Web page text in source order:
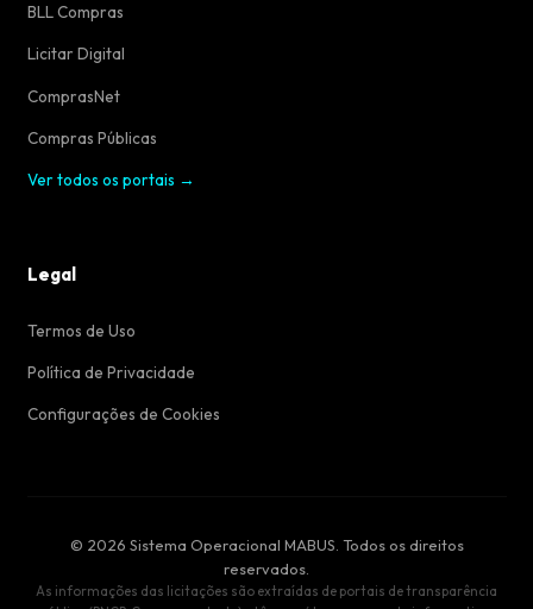
BLL Compras
Licitar Digital
ComprasNet
Compras Públicas
Ver todos os portais →
Legal
Termos de Uso
Política de Privacidade
Configurações de Cookies
© 2026 Sistema Operacional MABUS. Todos os direitos
reservados.
As informações das licitações são extraídas de portais de transparência